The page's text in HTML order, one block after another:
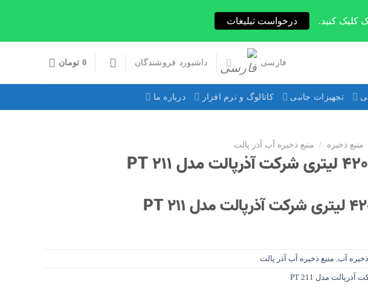
فارسی داشبورد فروشندگان 0 تومان
تجهیزات جانبی کاتالوگ و نرم افزار درباره ما
منبع ذخیره / منبع ذخیره آب آذر پالت
ذخیره آب منبع ذخیره آب آذر پالت
درخواست تبلیغات